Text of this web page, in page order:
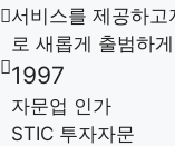
서비스를 제공하
로 새롭게 출범하
1997
자문업 인가
STIC 투자자문